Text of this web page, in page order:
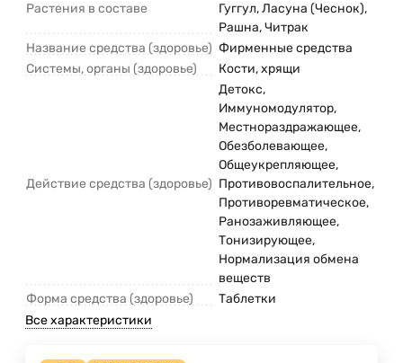
Растения в составе
Гуггул, Ласуна (Чеснок),
Рашна, Читрак
Название средства (здоровье) Фирменные средства
Системы, органы (здоровье)
Кости, хрящи
Действие средства (здоровье)
Детокс,
Иммуномодулятор,
Местнораздражающее,
Обезболевающее,
Общеукрепляющее,
Противовоспалительное,
Противоревматическое,
Ранозаживляющее,
Тонизирующее,
Нормализация обмена
веществ
Форма средства (здоровье)
Таблетки
Все характеристики